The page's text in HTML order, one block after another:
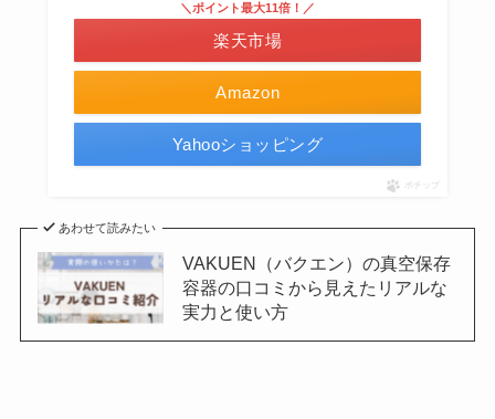
Amazon
＼ポイント最大11倍！／
楽天市場
Yahooショッピング
ポチップ
あわせて読みたい
VAKUEN（バクエン）の真空保存
容器の口コミから見えたリアルな
実力と使い方